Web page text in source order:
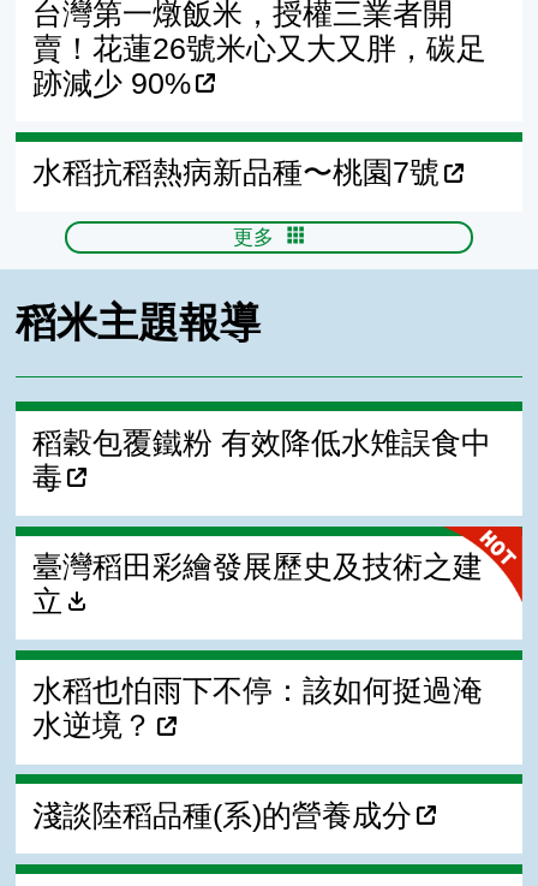
台灣第一燉飯米，授權三業者開
賣！花蓮26號米心又大又胖，碳足
跡減少 90%
水稻抗稻熱病新品種〜桃園7號
更多
稻米主題報導
稻穀包覆鐵粉 有效降低水雉誤食中
毒
臺灣稻田彩繪發展歷史及技術之建
立
水稻也怕雨下不停：該如何挺過淹
水逆境？
淺談陸稻品種(系)的營養成分